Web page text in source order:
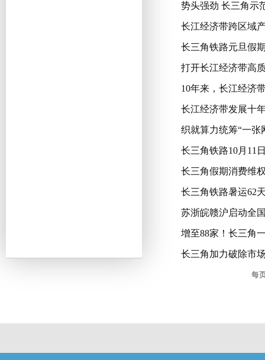
势头强劲 长三角示
长江经济带跨区域
长三角铁路元旦假
打开长江经济带高
10年来，长江经济
长江经济带发展十
织就算力统筹“一张
长三角铁路10月11
长三角假期消费维
长三角铁路暑运62
苏浙皖赣沪启动全
增至88家！长三角
长三角加力破除市
每